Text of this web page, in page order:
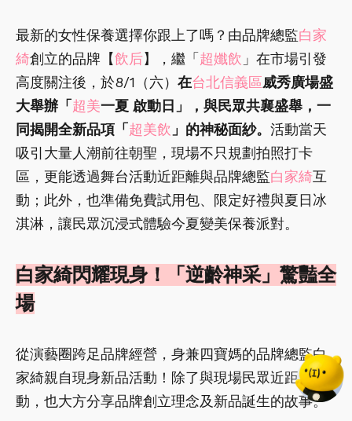
最新的女性保養選擇你跟上了嗎？由品牌總監白家
綺創立的品牌【飲后】，繼「 超孅飲 」在市場引發
高度關注後，於8/1（六） 在台北信義區威秀廣場盛
大舉辦「 超美一夏 啟動日」，與民眾共襄盛舉，一
同揭開全新品項「 超美飲 」的神秘面紗。 活動當天
吸引大量人潮前往朝聖，現場不只規劃拍照打卡
區，更能透過舞台活動近距離與品牌總監白家綺互
動；此外，也準備免費試用包、限定好禮與夏日冰
淇淋，讓民眾沉浸式體驗今夏變美保養派對。
白家綺閃耀現身！「逆齡神采」驚豔全
場
從演藝圈跨足品牌經營，身兼四寶媽的品牌總監白
家綺親自現身新品活動！除了與現場民眾近距離互
動，也大方分享品牌創立理念及新品誕生的故事。